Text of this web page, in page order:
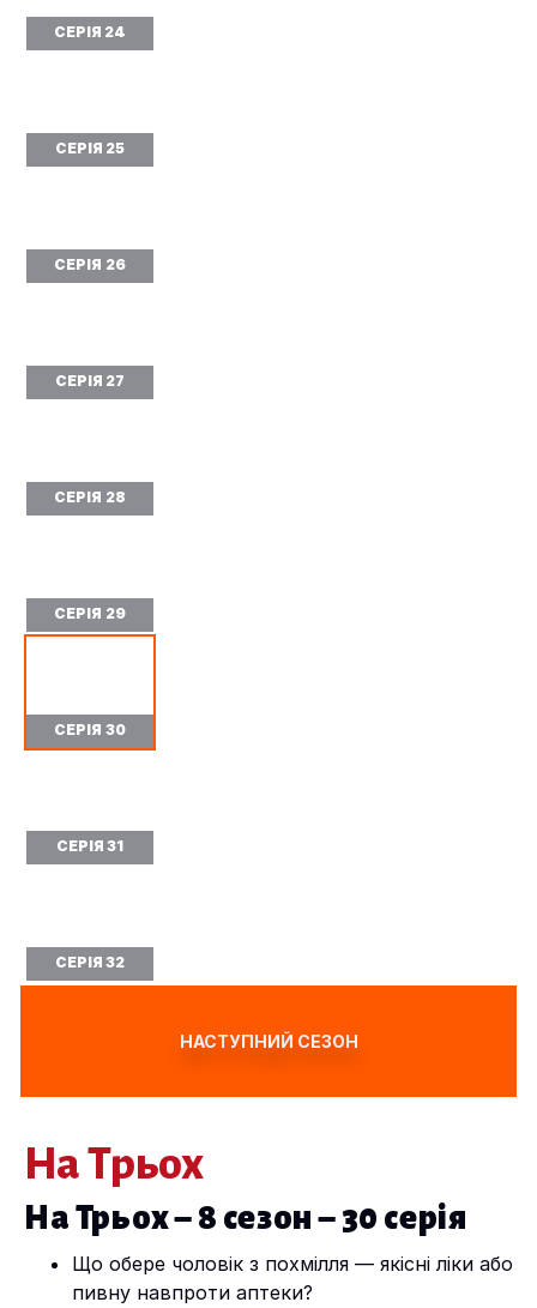
СЕРІЯ 24
СЕРІЯ 25
СЕРІЯ 26
СЕРІЯ 27
СЕРІЯ 28
СЕРІЯ 29
СЕРІЯ 30
СЕРІЯ 31
СЕРІЯ 32
НАСТУПНИЙ СЕЗОН
На Трьох
На Трьох – 8 сезон – 30 серія
Що обере чоловік з похмілля — якісні ліки або
пивну навпроти аптеки?